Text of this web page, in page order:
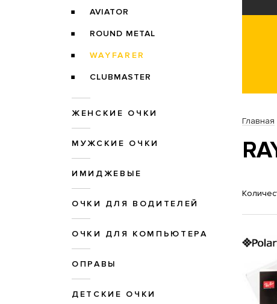
AVIATOR
ROUND METAL
WAYFARER
CLUBMASTER
ЖЕНСКИЕ ОЧКИ
МУЖСКИЕ ОЧКИ
ИМИДЖЕВЫЕ
ОЧКИ ДЛЯ ВОДИТЕЛЕЙ
ОЧКИ ДЛЯ КОМПЬЮТЕРА
ОПРАВЫ
ДЕТСКИЕ ОЧКИ
Главная